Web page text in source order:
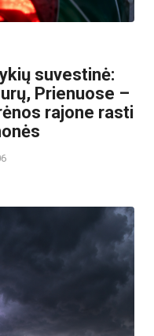
suvestinė:
Prienuose –
rajone rasti